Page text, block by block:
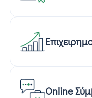
Online